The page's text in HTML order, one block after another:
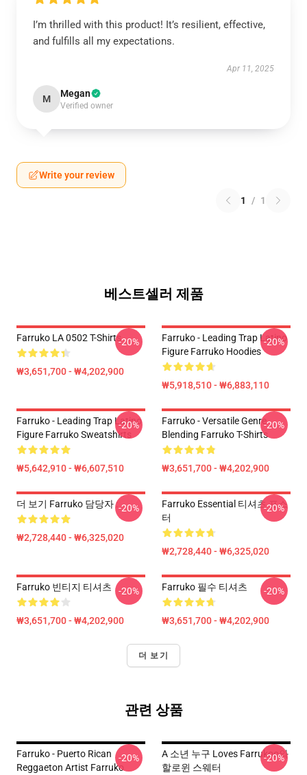
I’m thrilled with this product! It’s resilient, effective,
and fulfills all my expectations.
Apr 11, 2025
M Megan
Verified owner
Write your review
1 / 1
베스트셀러 제품
Farruko LA 0502 T-Shirts
₩3,651,700 - ₩4,202,900
-20%
Farruko - Leading Trap Latino
Figure Farruko Hoodies
₩5,918,510 - ₩6,883,110
-20%
Farruko - Leading Trap Latino
Figure Farruko Sweatshirts
₩5,642,910 - ₩6,607,510
-20%
Farruko - Versatile Genre
Blending Farruko T-Shirts
₩3,651,700 - ₩4,202,900
-20%
더 보기 Farruko 담당자 :
₩2,728,440 - ₩6,325,020
-20%
Farruko Essential 티셔츠 포스
터
₩2,728,440 - ₩6,325,020
-20%
Farruko 빈티지 티셔츠
₩3,651,700 - ₩4,202,900
-20% Farruko 필수 티셔츠
₩3,651,700 - ₩4,202,900
-20%
더 보기
관련 상품
Farruko - Puerto Rican
Reggaeton Artist Farruko
-20%
A 소년 누구 Loves Farrukoo와
할로윈 스웨터
-20%